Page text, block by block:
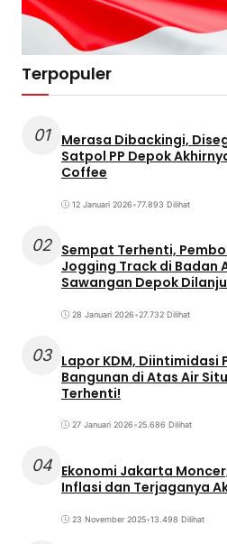
Terpopuler
01
Merasa Dibackingi,
Satpol PP Depok
Coffee
12 Januari 2026•77.893 Dilihat
02 Sempat Terhenti,
Jogging Track di Badan
Sawangan Depok
28 Januari 2026•27.732 Dilihat
03 Lapor KDM, Diintimidasi
Bangunan di Atas Air
Terhenti!
27 Januari 2026•25.686 Dilihat
04 Ekonomi Jakarta
Inflasi dan Terjaganya
23 November 2025•13.498 Dilihat